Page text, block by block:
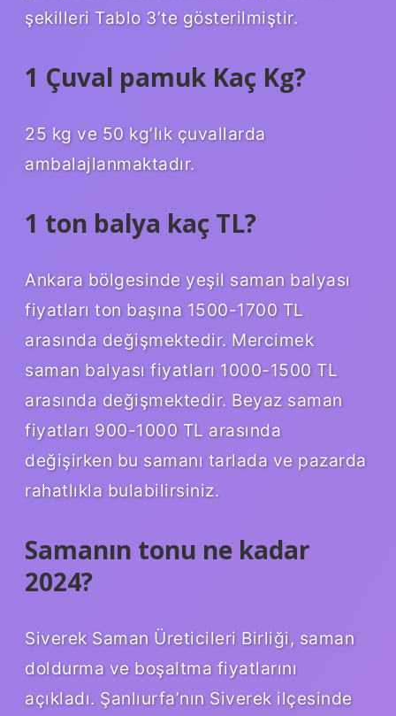
şekilleri Tablo 3’te gösterilmiştir.
1 Çuval pamuk Kaç Kg?
25 kg ve 50 kg’lık çuvallarda
ambalajlanmaktadır.
1 ton balya kaç TL?
Ankara bölgesinde yeşil saman balyası
fiyatları ton başına 1500-1700 TL
arasında değişmektedir. Mercimek
saman balyası fiyatları 1000-1500 TL
arasında değişmektedir. Beyaz saman
fiyatları 900-1000 TL arasında
değişirken bu samanı tarlada ve pazarda
rahatlıkla bulabilirsiniz.
Samanın tonu ne kadar
2024?
Siverek Saman Üreticileri Birliği, saman
doldurma ve boşaltma fiyatlarını
açıkladı. Şanlıurfa’nın Siverek ilçesinde